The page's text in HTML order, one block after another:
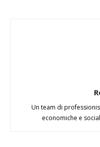
Un team di
economiche e